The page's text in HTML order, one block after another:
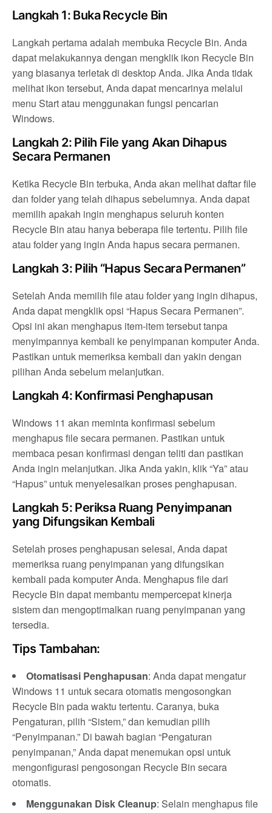
Langkah 1: Buka Recycle Bin
Langkah pertama adalah membuka Recycle Bin. Anda
dapat melakukannya dengan mengklik ikon Recycle Bin
yang biasanya terletak di desktop Anda. Jika Anda tidak
melihat ikon tersebut, Anda dapat mencarinya melalui
menu Start atau menggunakan fungsi pencarian
Windows.
Langkah 2: Pilih File yang Akan Dihapus
Secara Permanen
Ketika Recycle Bin terbuka, Anda akan melihat daftar file
dan folder yang telah dihapus sebelumnya. Anda dapat
memilih apakah ingin menghapus seluruh konten
Recycle Bin atau hanya beberapa file tertentu. Pilih file
atau folder yang ingin Anda hapus secara permanen.
Langkah 3: Pilih “Hapus Secara Permanen”
Setelah Anda memilih file atau folder yang ingin dihapus,
Anda dapat mengklik opsi “Hapus Secara Permanen”.
Opsi ini akan menghapus item-item tersebut tanpa
menyimpannya kembali ke penyimpanan komputer Anda.
Pastikan untuk memeriksa kembali dan yakin dengan
pilihan Anda sebelum melanjutkan.
Langkah 4: Konfirmasi Penghapusan
Windows 11 akan meminta konfirmasi sebelum
menghapus file secara permanen. Pastikan untuk
membaca pesan konfirmasi dengan teliti dan pastikan
Anda ingin melanjutkan. Jika Anda yakin, klik “Ya” atau
“Hapus” untuk menyelesaikan proses penghapusan.
Langkah 5: Periksa Ruang Penyimpanan
yang Difungsikan Kembali
Setelah proses penghapusan selesai, Anda dapat
memeriksa ruang penyimpanan yang difungsikan
kembali pada komputer Anda. Menghapus file dari
Recycle Bin dapat membantu mempercepat kinerja
sistem dan mengoptimalkan ruang penyimpanan yang
tersedia.
Tips Tambahan:
Otomatisasi Penghapusan: Anda dapat mengatur
Windows 11 untuk secara otomatis mengosongkan
Recycle Bin pada waktu tertentu. Caranya, buka
Pengaturan, pilih “Sistem,” dan kemudian pilih
“Penyimpanan.” Di bawah bagian “Pengaturan
penyimpanan,” Anda dapat menemukan opsi untuk
mengonfigurasi pengosongan Recycle Bin secara
otomatis.
Menggunakan Disk Cleanup: Selain menghapus file